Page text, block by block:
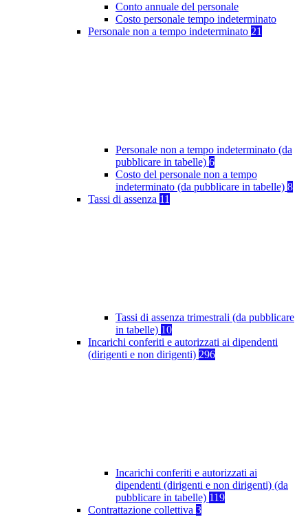
Conto annuale del personale
Costo personale tempo indeterminato
Personale non a tempo indeterminato 21
Personale non a tempo indeterminato (da
pubblicare in tabelle) 6
Costo del personale non a tempo
indeterminato (da pubblicare in tabelle) 8
Tassi di assenza 11
Tassi di assenza trimestrali (da pubblicare
in tabelle) 10
Incarichi conferiti e autorizzati ai dipendenti
(dirigenti e non dirigenti) 296
Incarichi conferiti e autorizzati ai
dipendenti (dirigenti e non dirigenti) (da
pubblicare in tabelle) 119
Contrattazione collettiva 3